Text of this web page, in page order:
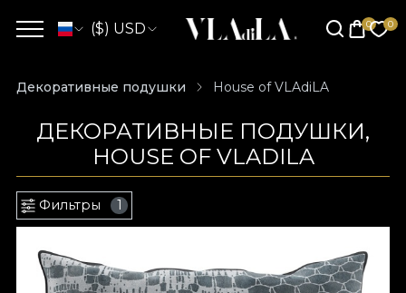
($) USD
Декоративные подушки House of VLAdiLA
ДЕКОРАТИВНЫЕ ПОДУШКИ,
HOUSE OF VLADILA
Фильтры 1